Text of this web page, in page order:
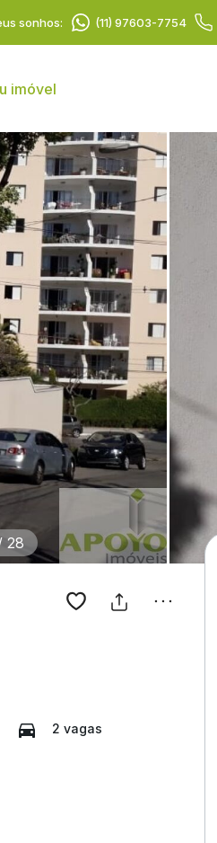
sonhos: (11) 97603-7754
imóvel
28
2 vagas